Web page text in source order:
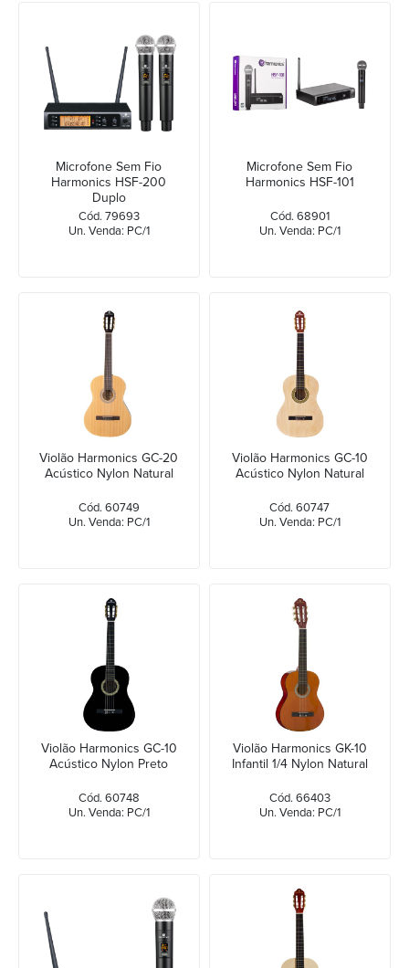
Microfone Sem Fio
Harmonics HSF-200
Duplo
Cód. 79693
Un. Venda: PC/1
Microfone Sem Fio
Harmonics HSF-101
Cód. 68901
Un. Venda: PC/1
Violão Harmonics GC-20
Acústico Nylon Natural
Cód. 60749
Un. Venda: PC/1
Violão Harmonics GC-10
Acústico Nylon Natural
Cód. 60747
Un. Venda: PC/1
Violão Harmonics GC-10
Acústico Nylon Preto
Cód. 60748
Un. Venda: PC/1
Violão Harmonics GK-10
Infantil 1/4 Nylon Natural
Cód. 66403
Un. Venda: PC/1